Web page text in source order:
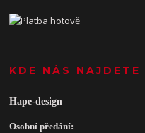
KDE NÁS NAJDETE
Hape-design
Osobní předání: